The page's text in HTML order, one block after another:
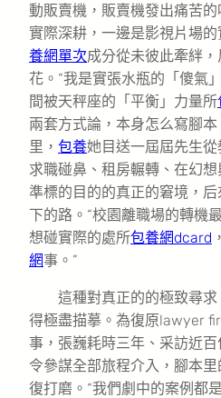
動販賣機，販賣機發出痛苦
實際深耕，一邊是影視片場
養網單次成分從未彼此牽絆
花。“我是實張水瓶的「傻氣
間被天秤座的「平衡」力量所
兩套方式論，本身怎么寫腳
里， 包養她目送一屆屆先生
求職碰鼻、租房輾轉、在幻想
準標的目的的真正的窘境，
下的路。“校園離職場的轉機
想碰實際的處所包養網dcard
網事。”
這種對真正的的極致尋
得極盡描摹。為復原lawyer
事，張巍耗時三年、采訪近
令參謀全部旅程介入，腳本
復打磨。“我們劇中的案例都